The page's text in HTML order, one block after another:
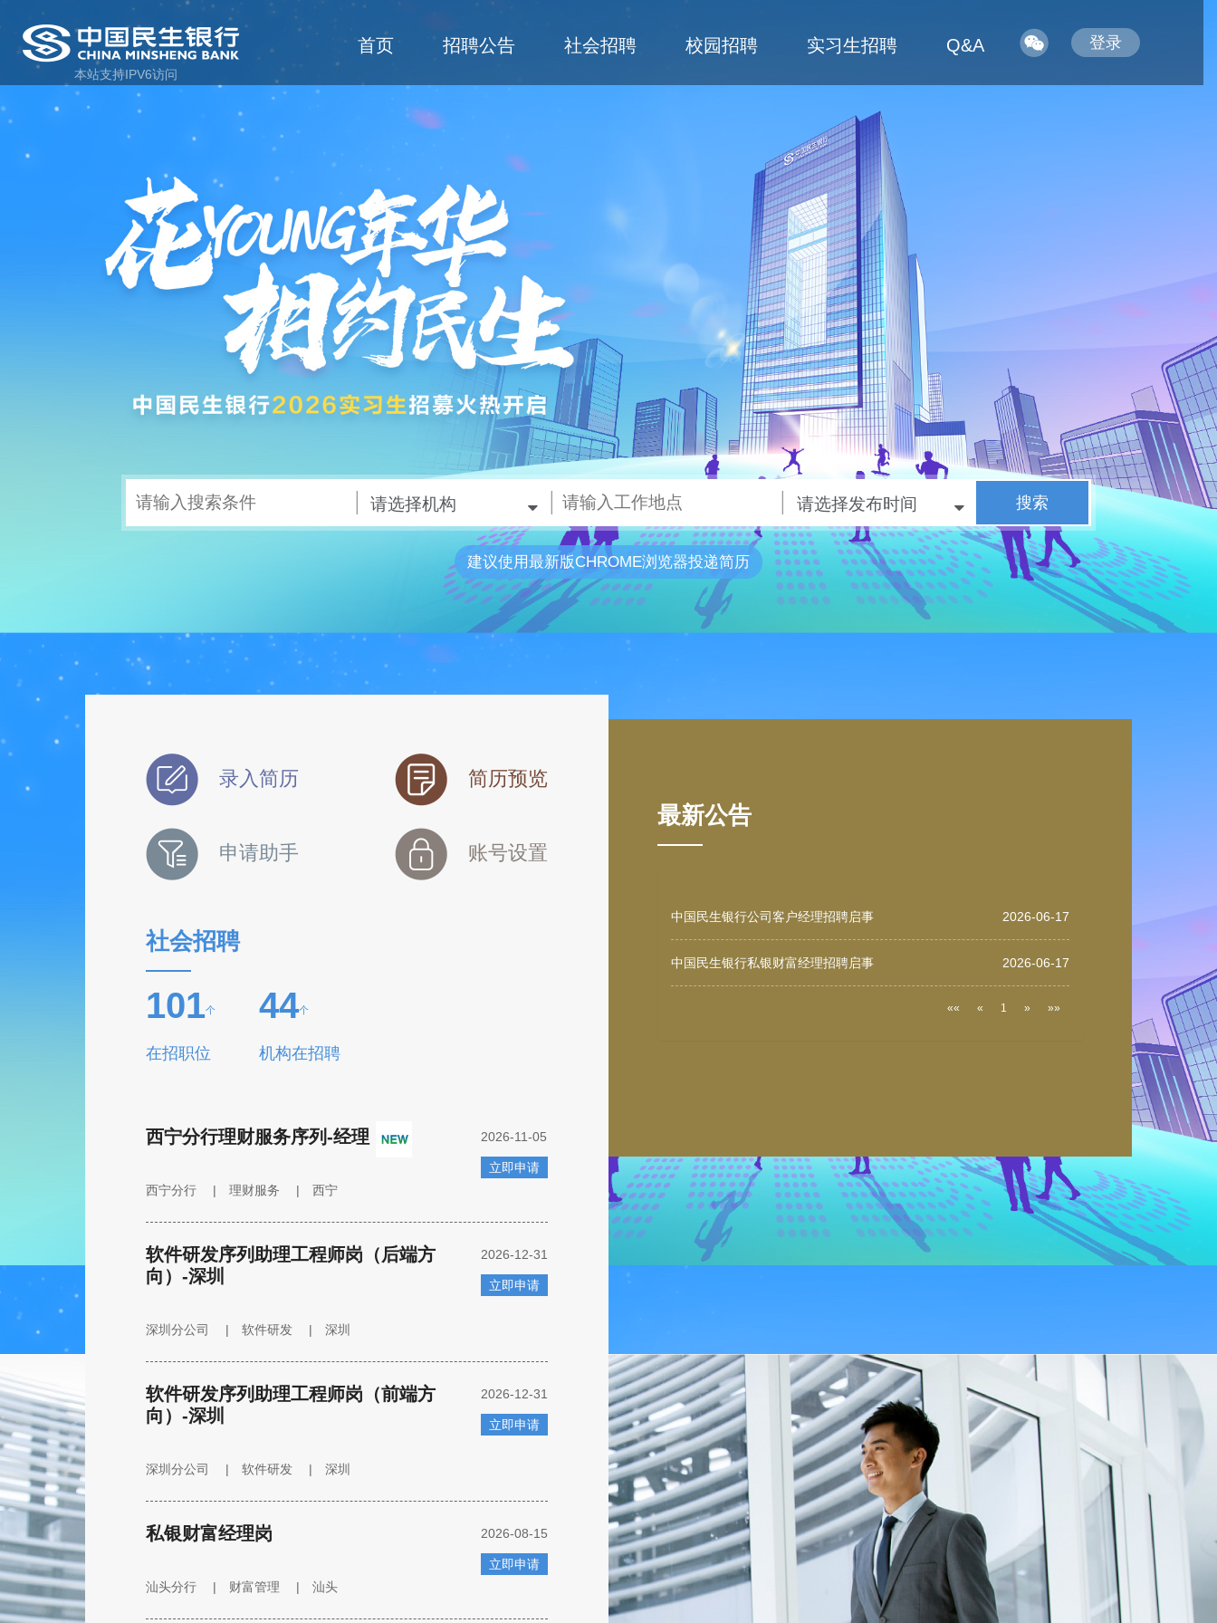
本站支持IPV6访问
首页 招聘公告 社会招聘 校园招聘 实习生招聘 Q&A 登录
请选择机构 请选择发布时间 搜索
建议使用最新版CHROME浏览器投递简历
录入简历 简历预览
申请助手 账号设置
社会招聘
101个
在招职位
44个
机构在招聘
西宁分行理财服务序列-经理
西宁分行 | 理财服务 | 西宁
2026-11-05
立即申请
软件研发序列助理工程师岗（后端方
向）-深圳
深圳分公司 | 软件研发 | 深圳
2026-12-31
立即申请
软件研发序列助理工程师岗（前端方
向）-深圳
深圳分公司 | 软件研发 | 深圳
2026-12-31
立即申请
私银财富经理岗
汕头分行 | 财富管理 | 汕头
2026-08-15
立即申请
最新公告
中国民生银行公司客户经理招聘启事 2026-06-17
中国民生银行私银财富经理招聘启事 2026-06-17
«« « 1 (current)
» »»